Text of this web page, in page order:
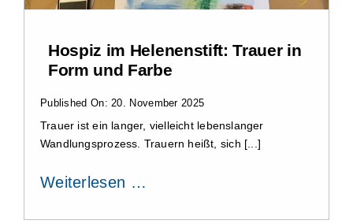
Hospiz im Helenenstift: Trauer in
Form und Farbe
Published On: 20. November 2025
Trauer ist ein langer, vielleicht lebenslanger
Wandlungsprozess. Trauern heißt, sich [...]
Weiterlesen …